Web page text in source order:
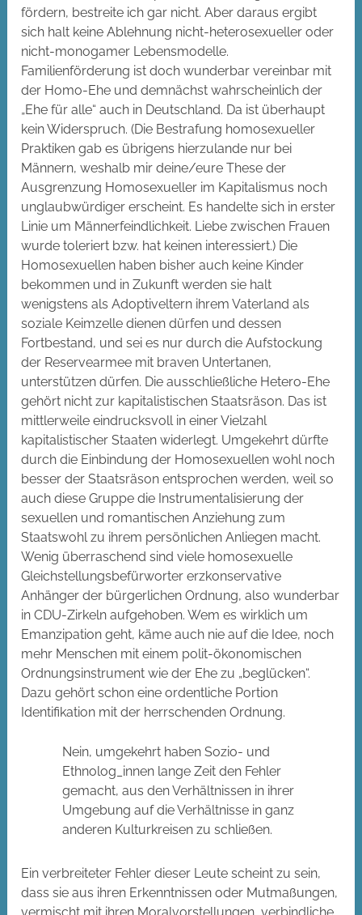
fördern, bestreite ich gar nicht. Aber daraus ergibt
sich halt keine Ablehnung nicht-heterosexueller oder
nicht-monogamer Lebensmodelle.
Familienförderung ist doch wunderbar vereinbar mit
der Homo-Ehe und demnächst wahrscheinlich der
„Ehe für alle“ auch in Deutschland. Da ist überhaupt
kein Widerspruch. (Die Bestrafung homosexueller
Praktiken gab es übrigens hierzulande nur bei
Männern, weshalb mir deine/eure These der
Ausgrenzung Homosexueller im Kapitalismus noch
unglaubwürdiger erscheint. Es handelte sich in erster
Linie um Männerfeindlichkeit. Liebe zwischen Frauen
wurde toleriert bzw. hat keinen interessiert.) Die
Homosexuellen haben bisher auch keine Kinder
bekommen und in Zukunft werden sie halt
wenigstens als Adoptiveltern ihrem Vaterland als
soziale Keimzelle dienen dürfen und dessen
Fortbestand, und sei es nur durch die Aufstockung
der Reservearmee mit braven Untertanen,
unterstützen dürfen. Die ausschließliche Hetero-Ehe
gehört nicht zur kapitalistischen Staatsräson. Das ist
mittlerweile eindrucksvoll in einer Vielzahl
kapitalistischer Staaten widerlegt. Umgekehrt dürfte
durch die Einbindung der Homosexuellen wohl noch
besser der Staatsräson entsprochen werden, weil so
auch diese Gruppe die Instrumentalisierung der
sexuellen und romantischen Anziehung zum
Staatswohl zu ihrem persönlichen Anliegen macht.
Wenig überraschend sind viele homosexuelle
Gleichstellungsbefürworter erzkonservative
Anhänger der bürgerlichen Ordnung, also wunderbar
in CDU-Zirkeln aufgehoben. Wem es wirklich um
Emanzipation geht, käme auch nie auf die Idee, noch
mehr Menschen mit einem polit-ökonomischen
Ordnungsinstrument wie der Ehe zu „beglücken“.
Dazu gehört schon eine ordentliche Portion
Identifikation mit der herrschenden Ordnung.
Nein, umgekehrt haben Sozio- und
Ethnolog_innen lange Zeit den Fehler
gemacht, aus den Verhältnissen in ihrer
Umgebung auf die Verhältnisse in ganz
anderen Kulturkreisen zu schließen.
Ein verbreiteter Fehler dieser Leute scheint zu sein,
dass sie aus ihren Erkenntnissen oder Mutmaßungen,